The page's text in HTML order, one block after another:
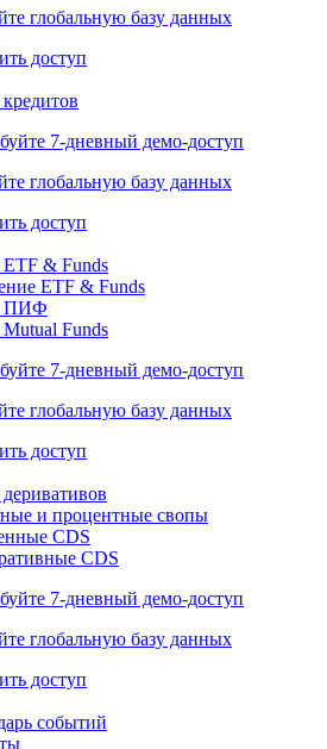
IPO/SPO
7-дневный
глобальную базу данных
доступ
7-дневный
глобальную базу данных
доступ
ETF & Funds
Funds
7-дневный
глобальную базу данных
доступ
и процентные свопы
CDS
7-дневный
глобальную базу данных